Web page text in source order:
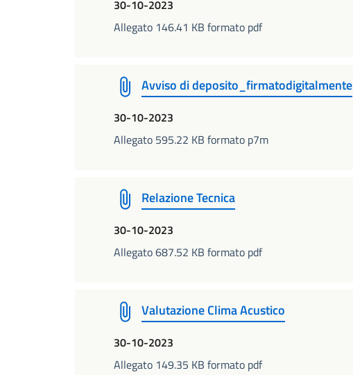
30-10-2023
Allegato 146.41 KB formato pdf
Avviso di deposito_firmatodigitalmente
30-10-2023
Allegato 595.22 KB formato p7m
Relazione Tecnica
30-10-2023
Allegato 687.52 KB formato pdf
Valutazione Clima Acustico
30-10-2023
Allegato 149.35 KB formato pdf